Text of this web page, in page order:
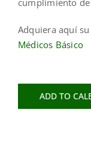
cumplimiento
Adquiera aquí su
Médicos Básico
ADD TO